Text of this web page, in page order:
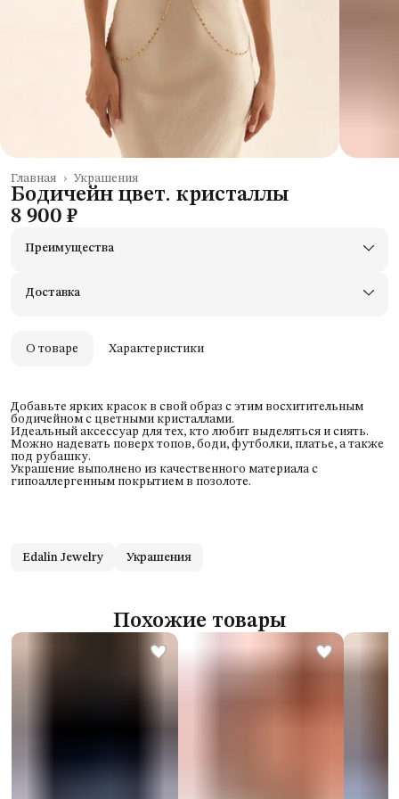
Украшения
Главная ›
Бодичейн цвет. кристаллы
8 900 ₽
Преимущества
Оплата — картой, СБП или наличными
Доставка
О товаре Характеристики
Добавьте ярких красок в свой образ с этим восхитительным
бодичейном с цветными кристаллами.
Идеальный аксессуар для тех, кто любит выделяться и сиять.
Можно надевать поверх топов, боди, футболки, платье, а также
под рубашку.
Украшение выполнено из качественного материала с
гипоаллергенным покрытием в позолоте.
Edalin Jewelry Украшения
Похожие товары